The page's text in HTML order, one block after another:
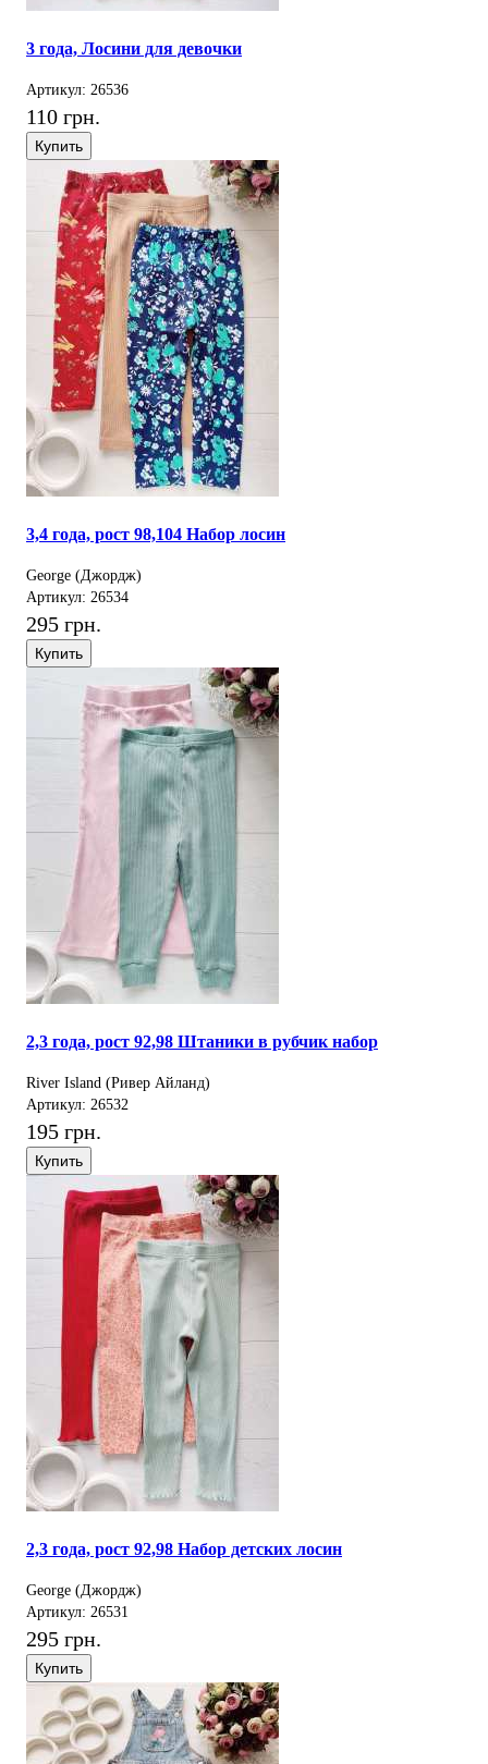
3 года, Лосини для девочки
Артикул: 26536
110 грн.
Купить
3,4 года, рост 98,104 Набор лосин
George (Джордж)
Артикул: 26534
295 грн.
Купить
2,3 года, рост 92,98 Штаники в рубчик набор
River Island (Ривер Айланд)
Артикул: 26532
195 грн.
Купить
2,3 года, рост 92,98 Набор детских лосин
George (Джордж)
Артикул: 26531
295 грн.
Купить